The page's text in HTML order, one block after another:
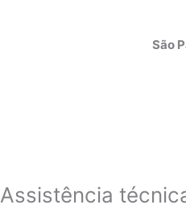
São
Assistência